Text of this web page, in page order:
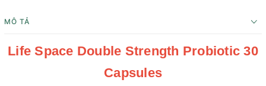
MÔ TẢ
Life Space Double Strength Probiotic 30
Capsules